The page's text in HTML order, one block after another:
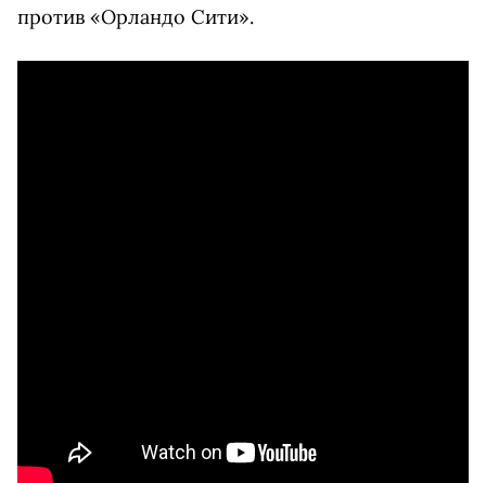
против «Орландо Сити».